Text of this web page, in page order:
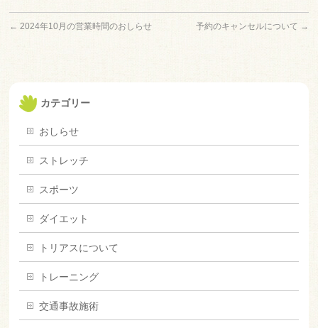
← 2024年10月の営業時間のおしらせ 予約のキャンセルについて →
カテゴリー
おしらせ
ストレッチ
スポーツ
ダイエット
トリアスについて
トレーニング
交通事故施術